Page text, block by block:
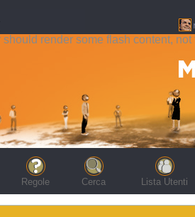
should render some flash content, not
Regole Cerca Lista Utenti